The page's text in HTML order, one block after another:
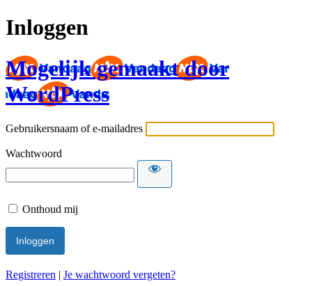
Inloggen
Mogelijk gemaakt door
WordPress
Gebruikersnaam of e-mailadres
Wachtwoord
Onthoud mij
Registreren | Je wachtwoord vergeten?